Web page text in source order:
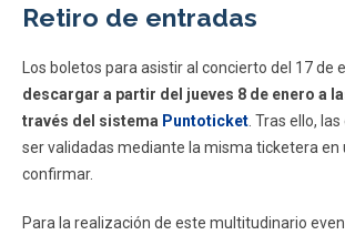
Retiro de entradas
Los boletos para asistir al concierto del 17 de
descargar a partir del jueves 8 de enero a
través del sistema Puntoticket. Tras ello,
ser validadas mediante la misma ticketera en
confirmar.
Para la realización de este multitudinario